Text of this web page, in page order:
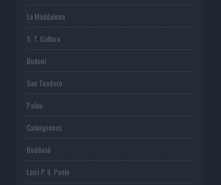
La Maddalena
S. T. Gallura
Budoni
San Teodoro
Palau
Calangianus
Buddusò
Loiri P. S. Paolo